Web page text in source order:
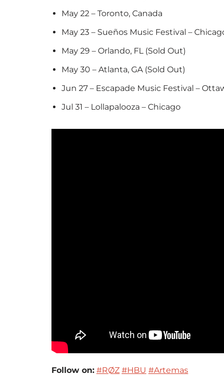
May 22 – Toronto, Canada
May 23 – Sueños Music Festival –
May 29 – Orlando, FL (Sold Out)
May 30 – Atlanta, GA (Sold Out)
Jun 27 – Escapade Music Festival –
Jul 31 – Lollapalooza – Chicago
Follow on: #RØZ #HBU #Artemas